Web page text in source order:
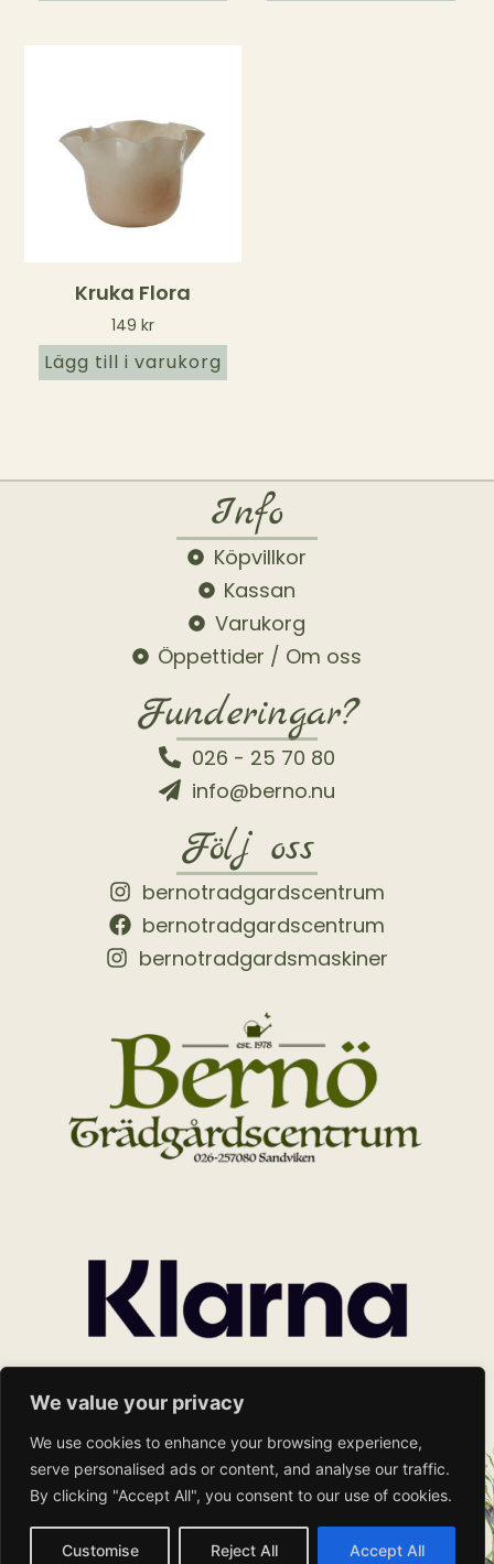
We value your privacy
We use cookies to enhance your browsing experience,
serve personalised ads or content, and analyse our traffic.
By clicking "Accept All", you consent to our use of cookies.
Customise Reject All Accept All
Kruka Flora
149kr
Lägg till i varukorg
Info
Köpvillkor
Kassan
Varukorg
Öppettider / Om oss
Funderingar?
026 - 25 70 80
info@berno.nu
Följ oss
bernotradgardscentrum
bernotradgardscentrum
bernotradgardsmaskiner